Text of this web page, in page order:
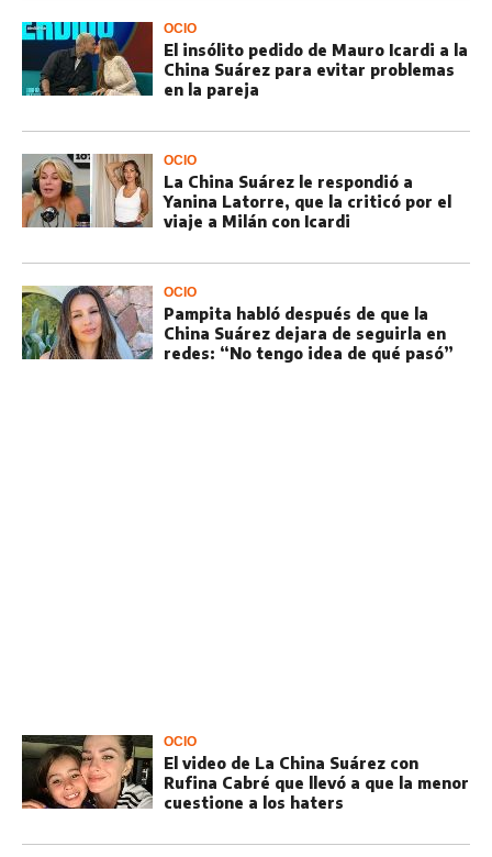
OCIO
El insólito pedido de Mauro Icardi a la
China Suárez para evitar problemas
en la pareja
OCIO
La China Suárez le respondió a
Yanina Latorre, que la criticó por el
viaje a Milán con Icardi
OCIO
Pampita habló después de que la
China Suárez dejara de seguirla en
redes: “No tengo idea de qué pasó”
OCIO
El video de La China Suárez con
Rufina Cabré que llevó a que la menor
cuestione a los haters